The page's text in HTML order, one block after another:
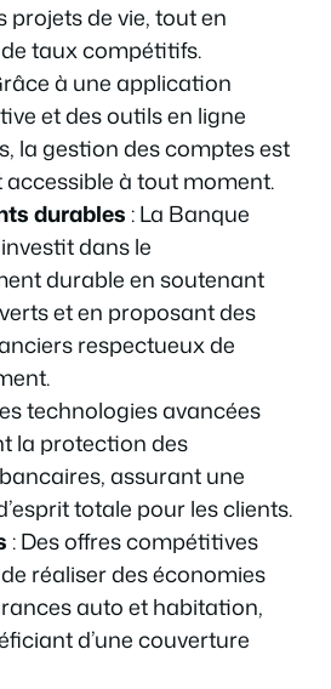
projets de vie, tout en
taux compétitifs.
à une application
et des outils en ligne
la gestion des comptes est
accessible à tout moment.
durables : La Banque
dans le
durable en soutenant
et en proposant des
respectueux de
technologies avancées
la protection des
assurant une
totale pour les clients.
: Des offres compétitives
réaliser des économies
auto et habitation,
d’une couverture